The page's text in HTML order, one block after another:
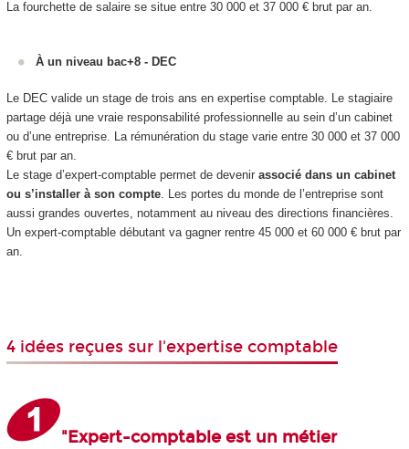
La fourchette de salaire se situe entre 30 000 et 37 000 € brut par an.
À un niveau bac+8 - DEC
Le DEC valide un stage de trois ans en expertise comptable. Le stagiaire
partage déjà une vraie responsabilité professionnelle au sein d’un cabinet
ou d’une entreprise. La rémunération du stage varie entre 30 000 et 37 000
€ brut par an.
Le stage d’expert-comptable permet de devenir associé dans un cabinet
ou s’installer à son compte. Les portes du monde de l’entreprise sont
aussi grandes ouvertes, notamment au niveau des directions financières.
Un expert-comptable débutant va gagner rentre 45 000 et 60 000 € brut par
an.
4 idées reçues sur l'expertise comptable
"Expert-comptable est un métier